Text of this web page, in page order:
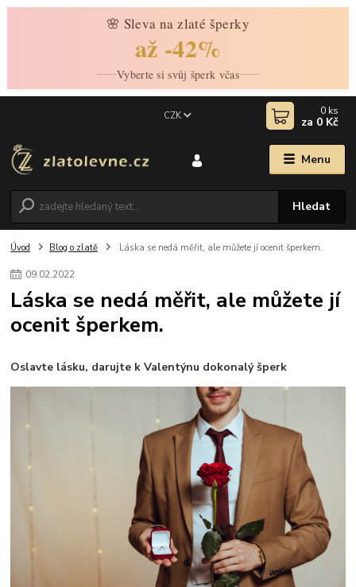
🌸 Sleva na zlaté šperky
až -42%
Vyberte si svůj šperk včas
Menu
CZK
Hledat
0 ks
za 0 Kč
Úvod Blog o zlatě Láska se nedá měřit, ale můžete jí ocenit šperkem.
09.02.2022
Láska se nedá měřit, ale můžete jí
ocenit šperkem.
Oslavte lásku, darujte k Valentýnu dokonalý šperk